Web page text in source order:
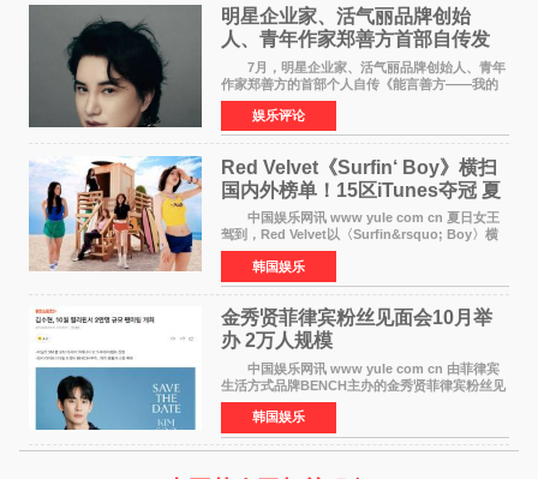
明星企业家、活气丽品牌创始
人、青年作家郑善方首部自传发
布， 书写跨界创业者的成长答卷
7月，明星企业家、活气丽品牌创始人、青年
作家郑善方的首部个人自传《能言善方——我的
跨界人生》正式发行。这本书以他的人生轨迹为
脉络，首次完整公开了从逐梦少年到横跨美业、
公益等多领域的
娱乐评论
Red Velvet《Surfin‘ Boy》横扫
国内外榜单！15区iTunes夺冠 夏
日女王强势回归
中国娱乐网讯 www yule com cn 夏日女王
驾到，Red Velvet以〈Surfin&rsquo; Boy〉横
扫国内外榜单，获得音乐粉丝的热烈反响。
Red Velvet于3日发行了夏日迷你专辑《Velvet
Summer》，
韩国娱乐
金秀贤菲律宾粉丝见面会10月举
办 2万人规模
中国娱乐网讯 www yule com cn 由菲律宾
生活方式品牌BENCH主办的金秀贤菲律宾粉丝见
面会，将于10月2日在马尼拉SM Mall of
Asia（MOA）竞技场举行，预计规模达2万人。
这也是金秀贤自去年陷
韩国娱乐